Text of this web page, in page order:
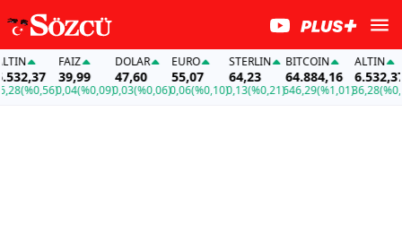
(%0,56)
FAİZ
39,99
0,04(%0,09)
DOLAR
47,60
0,03(%0,06)
EURO
55,07
0,06(%0,10)
STERLIN
64,23
0,13(%0,21)
BITCOIN
64.884,16
646,29(%1,01)
ALTIN
6.532,37
36,28